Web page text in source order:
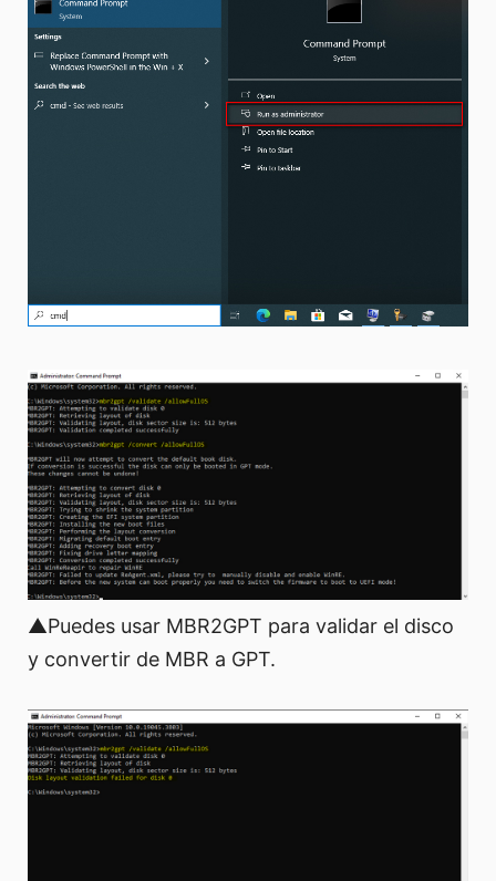
▲Puedes usar MBR2GPT para validar el disco
y convertir de MBR a GPT.